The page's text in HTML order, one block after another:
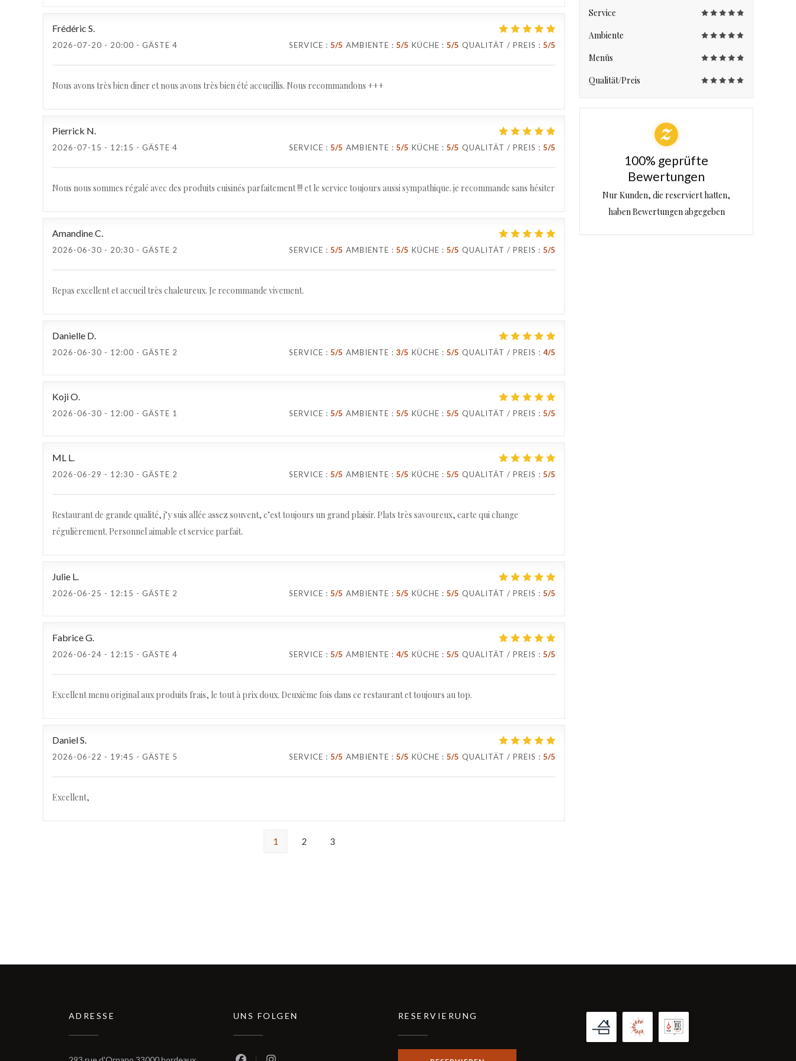
Frédéric S
2026-07-20 - 20:00 - GÄSTE 4 SERVICE : 5/5 AMBIENTE : 5/5 KÜCHE : 5/5 QUALITÄT / PREIS : 5/5
Nous avons très bien diner et nous avons très bien été accueillis. Nous recommandons +++
Pierrick N
2026-07-15 - 12:15 - GÄSTE 4 SERVICE : 5/5 AMBIENTE : 5/5 KÜCHE : 5/5 QUALITÄT / PREIS : 5/5
Nous nous sommes régalé avec des produits cuisinés parfaitement !!! et le service toujours aussi sympathique. je recommande sans hésiter
AmandineC
2026-06-30 - 20:30 - GÄSTE 2 SERVICE : 5/5 AMBIENTE : 5/5 KÜCHE : 5/5 QUALITÄT / PREIS : 5/5
Repas excellent et accueil très chaleureux. Je recommande vivement.
Danielle D
2026-06-30 - 12:00 - GÄSTE 2 SERVICE : 5/5 AMBIENTE : 3/5 KÜCHE : 5/5 QUALITÄT / PREIS : 4/5
KojiO
2026-06-30 - 12:00 - GÄSTE 1 SERVICE : 5/5 AMBIENTE : 5/5 KÜCHE : 5/5 QUALITÄT / PREIS : 5/5
ML L
2026-06-29 - 12:30 - GÄSTE 2 SERVICE : 5/5 AMBIENTE : 5/5 KÜCHE : 5/5 QUALITÄT / PREIS : 5/5
Restaurant de grande qualité, j’y suis allée assez souvent, c’est toujours un grand plaisir. Plats très savoureux, carte qui change
régulièrement. Personnel aimable et service parfait.
Julie L
2026-06-25 - 12:15 - GÄSTE 2 SERVICE : 5/5 AMBIENTE : 5/5 KÜCHE : 5/5 QUALITÄT / PREIS : 5/5
FabriceG
2026-06-24 - 12:15 - GÄSTE 4 SERVICE : 5/5 AMBIENTE : 4/5 KÜCHE : 5/5 QUALITÄT / PREIS : 5/5
Excellent menu original aux produits frais, le tout à prix doux. Deuxième fois dans ce restaurant et toujours au top.
DanielS
2026-06-22 - 19:45 - GÄSTE 5 SERVICE : 5/5 AMBIENTE : 5/5 KÜCHE : 5/5 QUALITÄT / PREIS : 5/5
Excellent,
1 2 3
Service
Ambiente
Menüs
Qualität/Preis
100% geprüfte
Bewertungen
Nur Kunden, die reserviert hatten,
haben Bewertungen abgegeben
ADRESSE
((öffnet ein neues Fenster))
UNS FOLGEN RESERVIERUNG